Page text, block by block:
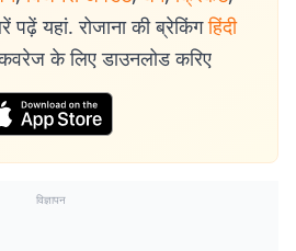
पढ़ें यहां. रोजाना की ब्रेकिंग हिंदी
के लिए डाउनलोड करिए
विज्ञापन